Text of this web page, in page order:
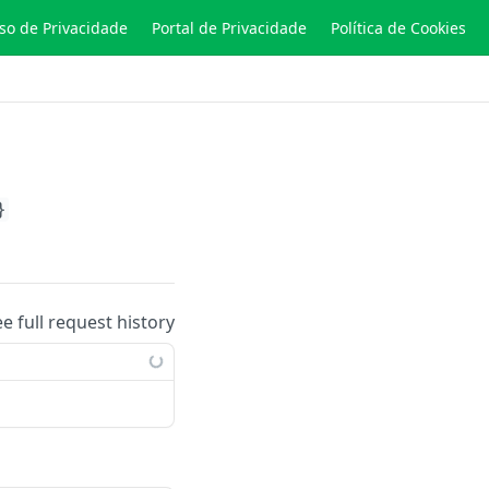
de Privacidade Portal de Privacidade Política de Cookies
full request history